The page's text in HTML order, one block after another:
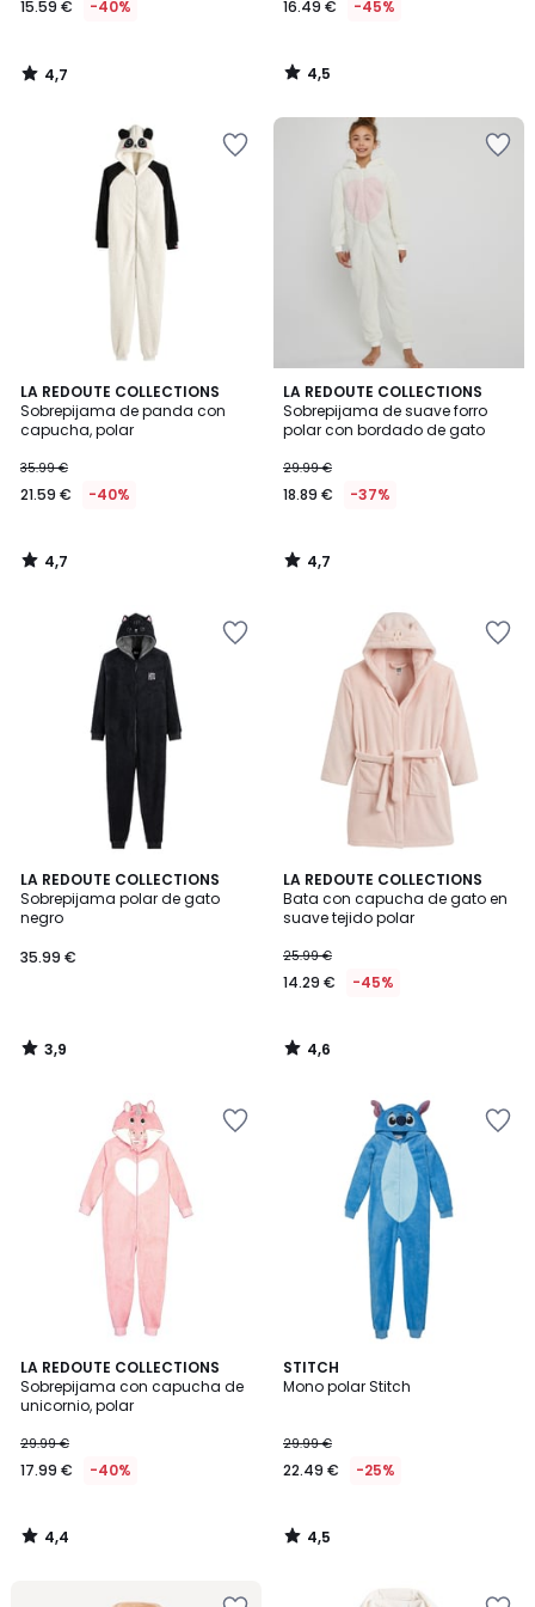
en
de
25.99
15.59 € -40%
4,7
/
16.49 € -45%
4,5
/
LA REDOUTE COLLECTIONS
Sobrepijama de panda con
capucha, polar
35.99 €
21.59 € -40%
4,7
/ 5
4,7
/
LA REDOUTE COLLECTIONS
Sobrepijama de suave forro
polar con bordado de gato
29.99 €
18.89 € -37%
4,7
/ 5
4,7
/
LA REDOUTE COLLECTIONS
Sobrepijama polar de gato
negro
35.99 €
3,9
/ 5
3,9
/
LA REDOUTE COLLECTIONS
Bata con capucha de gato en
suave tejido polar
25.99 €
14.29 € -45%
4,6
/ 5
4,6
/
LA REDOUTE COLLECTIONS
Sobrepijama con capucha de
unicornio, polar
29.99 €
17.99 € -40%
4,4
/ 5
4,4
/
STITCH
Mono polar Stitch
29.99 €
22.49 € -25%
4,5
/ 5
4,5
/